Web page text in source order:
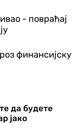
- повраћај
финансијску
да будете
јако